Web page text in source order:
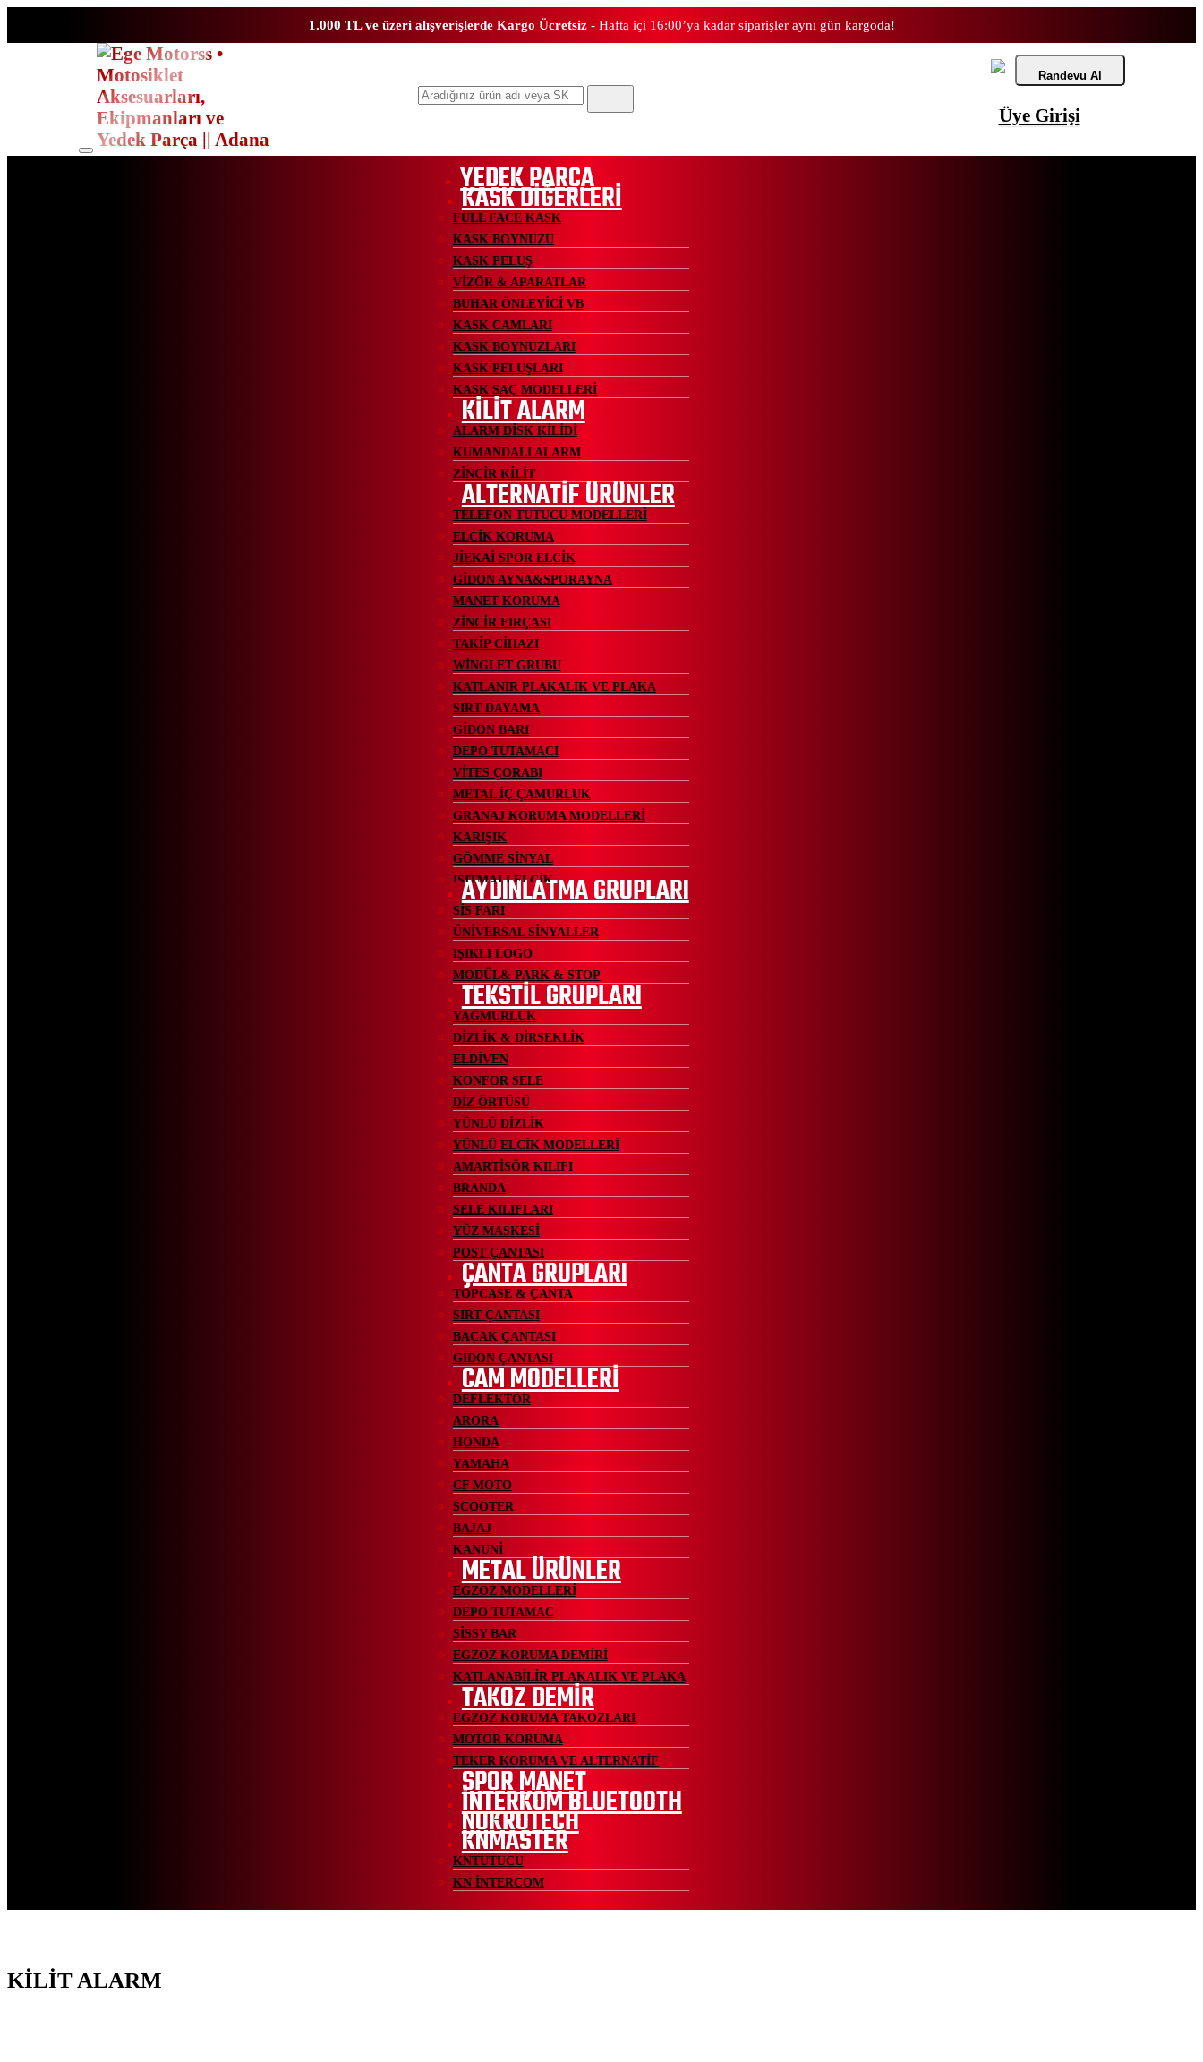
1.000 TL ve üzeri alışverişlerde Kargo Ücretsiz- Hafta içi 16:00’ya kadar siparişler aynı gün kargoda!
Toggle
Ara
Randevu Al
Üye Girişi
YEDEK PARÇA
KASK DİĞERLERİ
FULL FACE KASK
KASK BOYNUZU
KASK PELUŞ
VİZÖR & APARATLAR
BUHAR ÖNLEYİCİ VB
KASK CAMLARI
KASK BOYNUZLARI
KASK PELUŞLARI
KASK SAÇ MODELLERİ
KİLİT ALARM
ALARM DİSK KİLİDİ
KUMANDALI ALARM
ZİNCİR KİLİT
ALTERNATİF ÜRÜNLER
TELEFON TUTUCU MODELLERİ
ELCİK KORUMA
JİEKAİ SPOR ELCİK
GİDON AYNA&SPORAYNA
MANET KORUMA
ZİNCİR FIRÇASI
TAKİP CİHAZI
WİNGLET GRUBU
KATLANIR PLAKALIK VE PLAKA
SIRT DAYAMA
GİDON BARI
DEPO TUTAMACI
VİTES ÇORABI
METAL İÇ ÇAMURLUK
GRANAJ KORUMA MODELLERİ
KARIŞIK
GÖMME SİNYAL
ISITMALI ELCİK
AYDINLATMA GRUPLARI
SİS FARI
ÜNİVERSAL SİNYALLER
IŞIKLI LOGO
MODÜL& PARK & STOP
TEKSTİL GRUPLARI
YAĞMURLUK
DİZLİK & DİRSEKLİK
ELDİVEN
KONFOR SELE
DİZ ÖRTÜSÜ
YÜNLÜ DİZLİK
YÜNLÜ ELCİK MODELLERİ
AMARTİSÖR KILIFI
BRANDA
SELE KILIFLARI
YÜZ MASKESİ
POST ÇANTASI
ÇANTA GRUPLARI
TOPCASE & ÇANTA
SIRT ÇANTASI
BACAK ÇANTASI
GİDON ÇANTASI
CAM MODELLERİ
DEFLEKTÖR
ARORA
HONDA
YAMAHA
CF MOTO
SCOOTER
BAJAJ
KANUNİ
METAL ÜRÜNLER
EGZOZ MODELLERİ
DEPO TUTAMAC
SİSSY BAR
EGZOZ KORUMA DEMİRİ
KATLANABİLİR PLAKALIK VE PLAKA
TAKOZ DEMİR
EGZOZ KORUMA TAKOZLARI
MOTOR KORUMA
TEKER KORUMA VE ALTERNATİF
SPOR MANET
İNTERKOM BLUETOOTH
NUKROTECH
KNMASTER
KNTUTUCU
KN İNTERCOM
KİLİT ALARM